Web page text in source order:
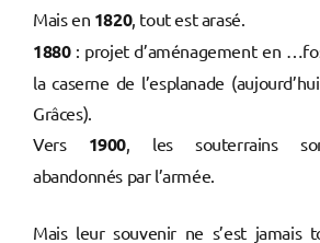
Mais en 1820, tout est arasé.
1880: projet d’aménagement en
la caserne de l’esplanade
Grâces).
Vers 1900 , les souterrains
abandonnés par l’armée.
Mais leur souvenir ne s’est jamais